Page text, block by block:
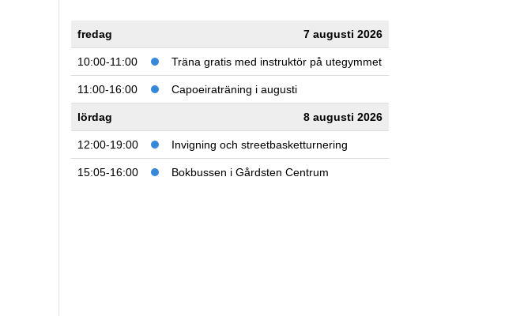
fredag 7 augusti 2026
10:00-11:00 Träna gratis med instruktör på utegymmet
11:00-16:00 Capoeiraträning i augusti
lördag 8 augusti 2026
12:00-19:00 Invigning och streetbasketturnering
15:05-16:00 Bokbussen i Gårdsten Centrum